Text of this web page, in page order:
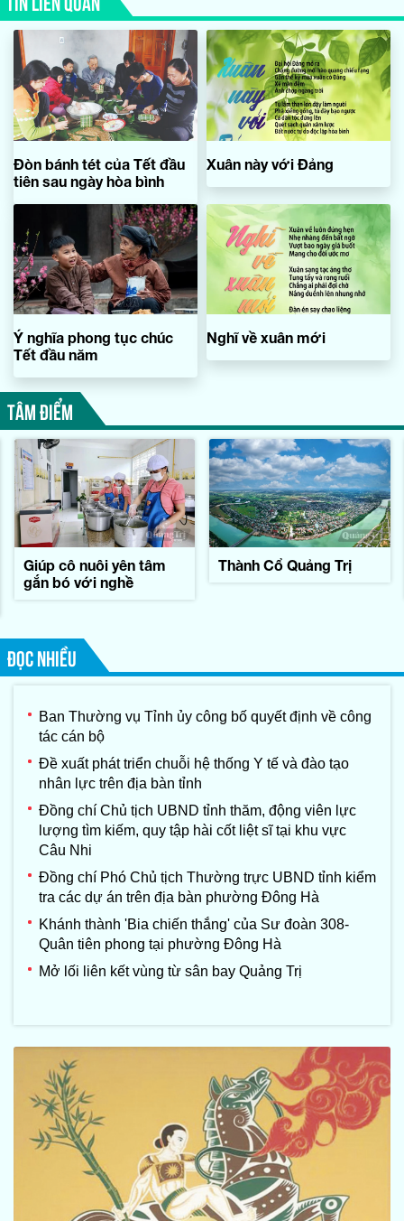
Đòn bánh tét của Tết đầu
tiên sau ngày hòa bình
Xuân này với Đảng
Ý nghĩa phong tục chúc
Tết đầu năm
Nghĩ về xuân mới
TÂM ĐIỂM
Giúp cô nuôi yên tâm
gắn bó với nghề
Thành Cổ Quảng Trị
ĐỌC NHIỀU
Ban Thường vụ Tỉnh ủy công bố quyết định về công
tác cán bộ
Đề xuất phát triển chuỗi hệ thống Y tế và đào tạo
nhân lực trên địa bàn tỉnh
Đồng chí Chủ tịch UBND tỉnh thăm, động viên lực
lượng tìm kiếm, quy tập hài cốt liệt sĩ tại khu vực
Câu Nhi
Đồng chí Phó Chủ tịch Thường trực UBND tỉnh kiểm
tra các dự án trên địa bàn phường Đông Hà
Khánh thành 'Bia chiến thắng' của Sư đoàn 308-
Quân tiên phong tại phường Đông Hà
Mở lối liên kết vùng từ sân bay Quảng Trị